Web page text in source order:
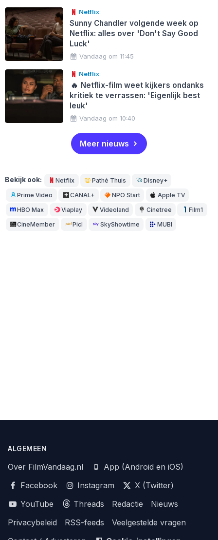
Netflix
Sunny Chandler volgende week op
Netflix: alles over 'Don't Say Good
Luck'
Vandaag om 11:45
Netflix
🔥 Netflix-film weet kijkers ondanks
kritiek te verrassen: 'Eigenlijk best
leuk'
Vandaag om 10:40
Meer nieuws
Bekijk ook: Netflix Pathé Thuis Disney+
Prime Video CANAL+ NPO Start Apple TV
HBO Max Viaplay Videoland Cinetree Film1
CineMember Picl SkyShowtime MUBI
ALGEMEEN
Over FilmVandaag.nl
App (Android en iOS)
Facebook
Instagram
X (Twitter)
YouTube
Threads Redactie
Nieuws
Privacybeleid
RSS-feeds
Veelgestelde vragen